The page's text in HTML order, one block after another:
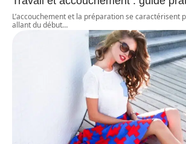
L’accouchement et la préparation se caractérisent
allant du début…